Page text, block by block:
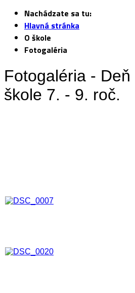
Nachádzate sa tu:
Hlavná stránka
O škole
Fotogaléria
Fotogaléria -
škole 7. - 9. roč.